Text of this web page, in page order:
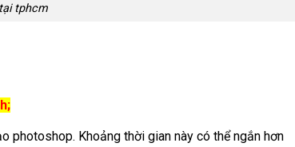
tphcm
photoshop. Khoảng thời gian này có thể ngắn hơn